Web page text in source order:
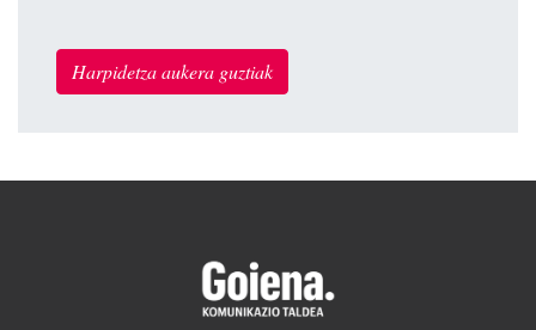
Harpidetza aukera guztiak